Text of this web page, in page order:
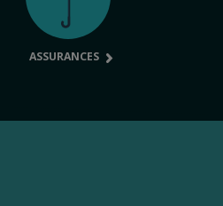
ASSURANCES